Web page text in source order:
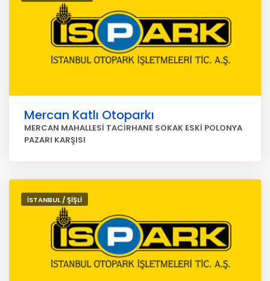
Mercan Katlı Otoparkı
MERCAN MAHALLESİ TACİRHANE SOKAK ESKİ POLONYA
PAZARI KARŞISI
İSTANBUL / ŞİŞLİ